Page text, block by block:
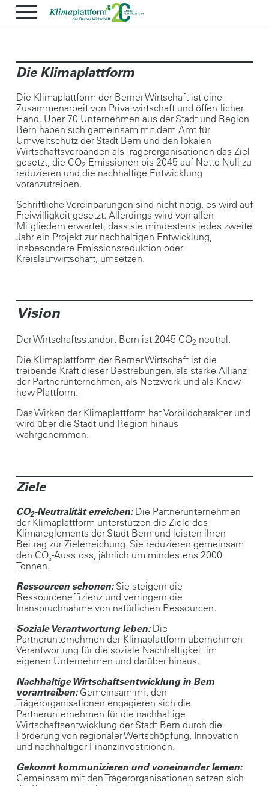
Die Klimaplattform
Die Klimaplattform der Berner Wirtschaft ist eine
Zusammenarbeit von Privatwirtschaft und öffentlicher
Hand. Über 70 Unternehmen aus der Stadt und Region
Bern haben sich gemeinsam mit dem Amt für
Umweltschutz der Stadt Bern und den lokalen
Wirtschaftsverbänden als Trägerorganisationen das Ziel
gesetzt, die CO2-Emissionen bis 2045 auf Netto-Null zu
reduzieren und die nachhaltige Entwicklung
voranzutreiben.
Schriftliche Vereinbarungen sind nicht nötig, es wird auf
Freiwilligkeit gesetzt. Allerdings wird von allen
Mitgliedern erwartet, dass sie mindestens jedes zweite
Jahr ein Projekt zur nachhaltigen Entwicklung,
insbesondere Emissionsreduktion oder
Kreislaufwirtschaft, umsetzen.
Vision
Der Wirtschaftsstandort Bern ist 2045 CO2-neutral.
Die Klimaplattform der Berner Wirtschaft ist die
treibende Kraft dieser Bestrebungen, als starke Allianz
der Partnerunternehmen, als Netzwerk und als Know-
how-Plattform.
Das Wirken der Klimaplattform hat Vorbildcharakter und
wird über die Stadt und Region hinaus
wahrgenommen.
Ziele
CO2-Neutralität erreichen: Die Partnerunternehmen
der Klimaplattform unterstützen die Ziele des
Klimareglements der Stadt Bern und leisten ihren
Beitrag zur Zielerreichung. Sie reduzieren gemeinsam
den CO₂-Ausstoss, jährlich um mindestens 2000
Tonnen.
Ressourcen schonen: Sie steigern die
Ressourceneffizienz und verringern die
Inanspruchnahme von natürlichen Ressourcen.
Soziale Verantwortung leben: Die
Partnerunternehmen der Klimaplattform übernehmen
Verantwortung für die soziale Nachhaltigkeit im
eigenen Unternehmen und darüber hinaus.
Nachhaltige Wirtschaftsentwicklung in Bern
vorantreiben: Gemeinsam mit den
Trägerorganisationen engagieren sich die
Partnerunternehmen für die nachhaltige
Wirtschaftsentwicklung der Stadt Bern durch die
Förderung von regionaler Wertschöpfung, Innovation
und nachhaltiger Finanzinvestitionen.
Gekonnt kommunizieren und voneinander lernen:
Gemeinsam mit den Trägerorganisationen setzen sich